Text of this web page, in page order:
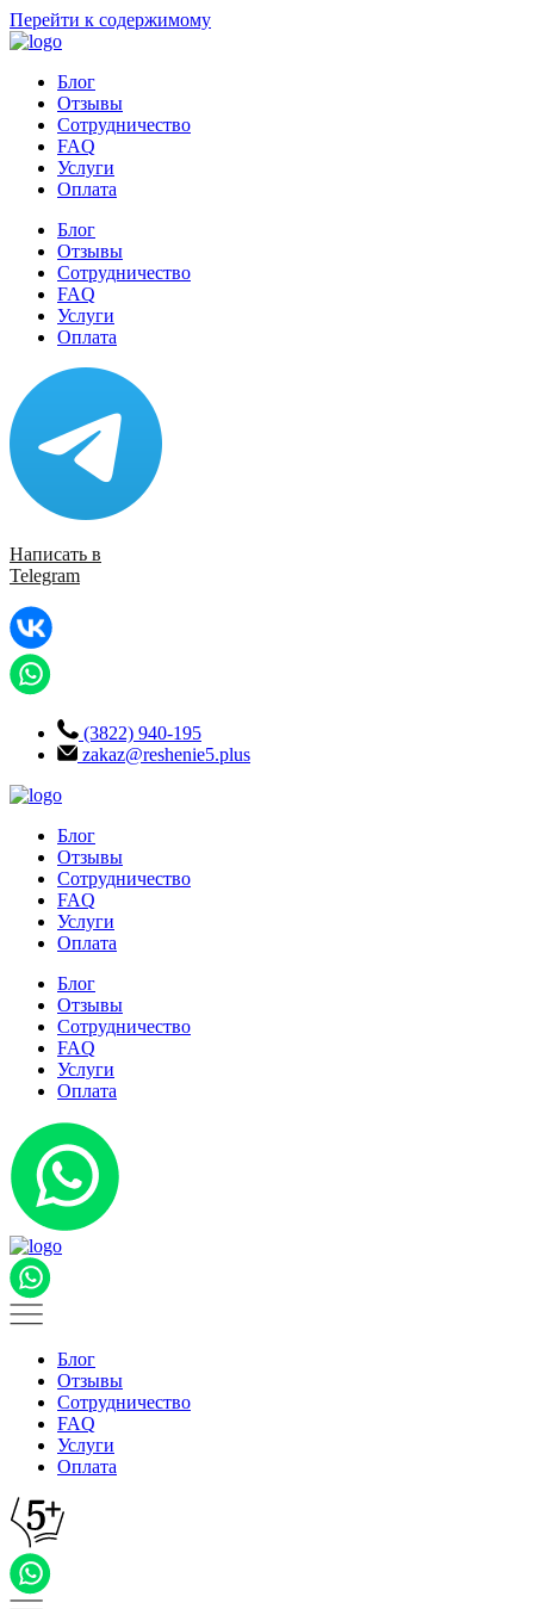
Перейти к содержимому
Блог
Отзывы
Сотрудничество
FAQ
Услуги
Оплата
Блог
Отзывы
Сотрудничество
FAQ
Услуги
Оплата
Написать в
Telegram
(3822) 940-195
zakaz@reshenie5.plus
Блог
Отзывы
Сотрудничество
FAQ
Услуги
Оплата
Блог
Отзывы
Сотрудничество
FAQ
Услуги
Оплата
Блог
Отзывы
Сотрудничество
FAQ
Услуги
Оплата